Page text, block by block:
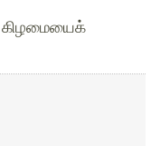
கிழமையைக்